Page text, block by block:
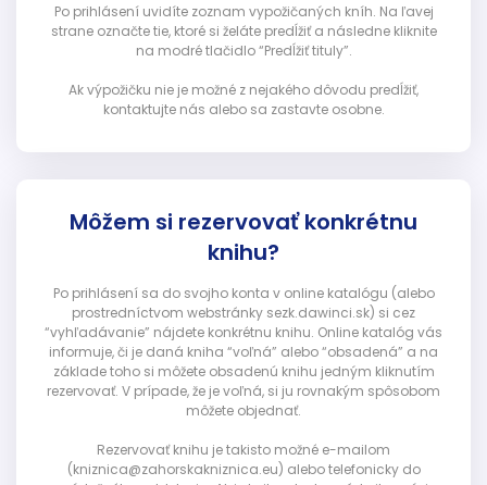
Po prihlásení uvidíte zoznam vypožičaných kníh. Na ľavej
strane označte tie, ktoré si želáte predĺžiť a následne kliknite
na modré tlačidlo “Predĺžiť tituly”.
Ak výpožičku nie je možné z nejakého dôvodu predĺžiť,
kontaktujte nás alebo sa zastavte osobne.
Môžem si rezervovať konkrétnu
knihu?
Po prihlásení sa do svojho konta v online katalógu (alebo
prostredníctvom webstránky sezk.dawinci.sk) si cez
“vyhľadávanie” nájdete konkrétnu knihu. Online katalóg vás
informuje, či je daná kniha “voľná” alebo “obsadená” a na
základe toho si môžete obsadenú knihu jedným kliknutím
rezervovať. V prípade, že je voľná, si ju rovnakým spôsobom
môžete objednať.
Rezervovať knihu je takisto možné e-mailom
(kniznica@zahorskakniznica.eu) alebo telefonicky do